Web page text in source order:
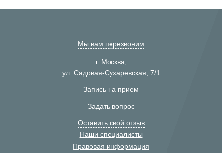
Мы вам перезвоним
г. Москва,
ул. Садовая-Сухаревская, 7/1
Запись на прием
Задать вопрос
Оставить свой отзыв
Наши специалисты
Правовая информация